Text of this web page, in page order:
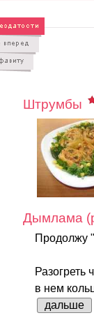
Штрумбы
Дымлама
Продолжу
Разогреть
в нем
дальше